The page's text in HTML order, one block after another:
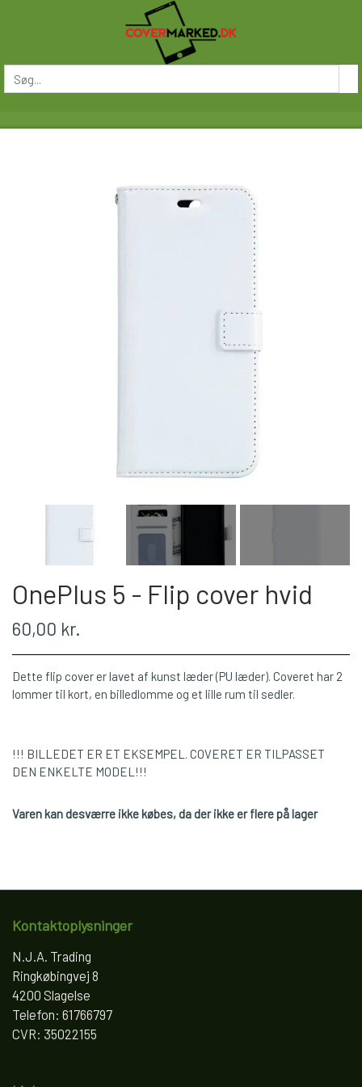
OnePlus 5 - Flip cover hvid
60,00 kr.
Dette flip cover er lavet af kunst læder (PU læder). Coveret har 2
lommer til kort, en billedlomme og et lille rum til sedler.
!!! BILLEDET ER ET EKSEMPEL. COVERET ER TILPASSET
DEN ENKELTE MODEL!!!
Varen kan desværre ikke købes, da der ikke er flere på lager
Kontaktoplysninger
N.J.A. Trading
Ringkøbingvej 8
4200 Slagelse
Telefon: 61766797
CVR: 35022155